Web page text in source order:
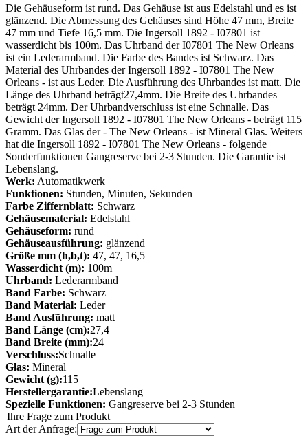
Die Gehäuseform ist rund. Das Gehäuse ist aus Edelstahl und es ist
glänzend. Die Abmessung des Gehäuses sind Höhe 47 mm, Breite
47 mm und Tiefe 16,5 mm. Die Ingersoll 1892 - I07801 ist
wasserdicht bis 100m. Das Uhrband der I07801 The New Orleans
ist ein Lederarmband. Die Farbe des Bandes ist Schwarz. Das
Material des Uhrbandes der Ingersoll 1892 - I07801 The New
Orleans - ist aus Leder. Die Ausführung des Uhrbandes ist matt. Die
Länge des Uhrband beträgt27,4mm. Die Breite des Uhrbandes
beträgt 24mm. Der Uhrbandverschluss ist eine Schnalle. Das
Gewicht der Ingersoll 1892 - I07801 The New Orleans - beträgt 115
Gramm. Das Glas der - The New Orleans - ist Mineral Glas. Weiters
hat die Ingersoll 1892 - I07801 The New Orleans - folgende
Sonderfunktionen Gangreserve bei 2-3 Stunden. Die Garantie ist
Lebenslang.
Werk: Automatikwerk
Funktionen: Stunden, Minuten, Sekunden
Farbe Ziffernblatt: Schwarz
Gehäusematerial: Edelstahl
Gehäuseform: rund
Gehäuseausführung: glänzend
Größe mm (h,b,t): 47, 47, 16,5
Wasserdicht (m): 100m
Uhrband: Lederarmband
Band Farbe: Schwarz
Band Material: Leder
Band Ausführung: matt
Band Länge (cm):27,4
Band Breite (mm):24
Verschluss:Schnalle
Glas: Mineral
Gewicht (g):115
Herstellergarantie:Lebenslang
Spezielle Funktionen: Gangreserve bei 2-3 Stunden
Ihre Frage zum Produkt
Art der Anfrage: